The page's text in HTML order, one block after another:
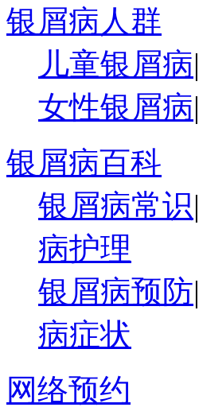
银屑病人群
儿童银屑病|
女性银屑病|
银屑病百科
银屑病常识|
病护理
银屑病预防|
病症状
网络预约